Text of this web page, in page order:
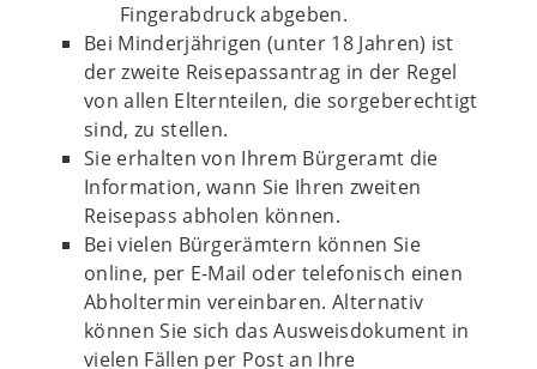
Fingerabdruck abgeben.
Bei Minderjährigen (unter 18 Jahren) ist
der zweite Reisepassantrag in der Regel
von allen Elternteilen, die sorgeberechtigt
sind, zu stellen.
Sie erhalten von Ihrem Bürgeramt die
Information, wann Sie Ihren zweiten
Reisepass abholen können.
Bei vielen Bürgerämtern können Sie
online, per E-Mail oder telefonisch einen
Abholtermin vereinbaren. Alternativ
können Sie sich das Ausweisdokument in
vielen Fällen per Post an Ihre